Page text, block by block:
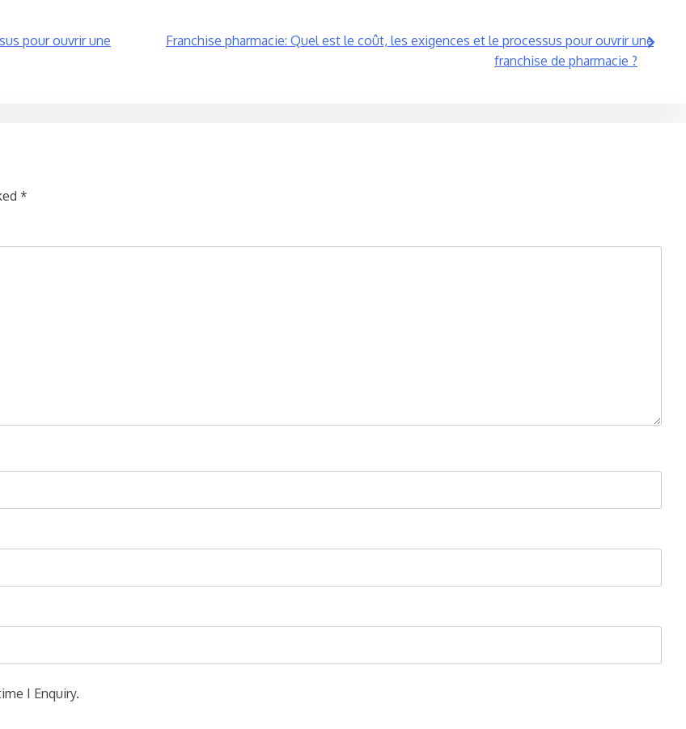
pour ouvrir une
Franchise pharmacie: Quel est le coût, les exigences et le processus pour ouvrir une
franchise de pharmacie ?
*
I Enquiry.